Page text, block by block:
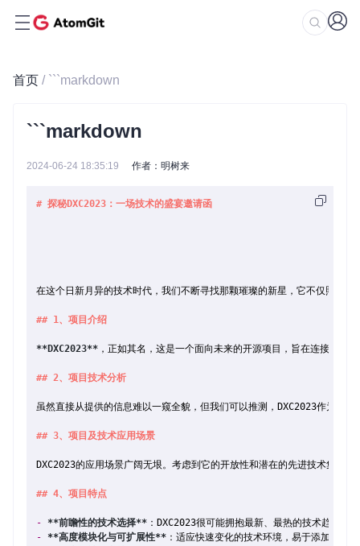
首页 / ```markdown
```markdown
2024-06-24 18:35:19 作者：明树来
# 探秘DXC2023：一场技术的盛宴邀请函
在这个日新月异的技术时代，我们不断寻找那颗璀璨的新星，它不仅照亮
## 1、项目介绍
**DXC2023** ，正如其名，这是一个面向未来的开源项目，旨在连接技术
## 2、项目技术分析
虽然直接从提供的信息难以一窥全貌，但我们可以推测，DXC2023作为一
## 3、项目及技术应用场景
DXC2023的应用场景广阔无垠。考虑到它的开放性和潜在的先进技术集成
## 4、项目特点
- **前瞻性的技术选择**
-
**高度模块化与可扩展性**